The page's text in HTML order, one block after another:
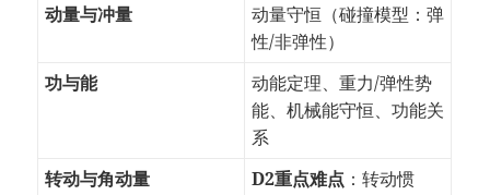
动量与冲量
动量守恒（碰撞模型：弹
性/非弹性）
功与能
动能定理、重力/弹性势
能、机械能守恒、功能关
系
转动与角动量
D2重点难点 ：转动惯